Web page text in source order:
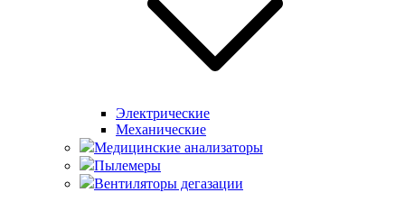
Электрические
Механические
Медицинские анализаторы
Пылемеры
Вентиляторы дегазации